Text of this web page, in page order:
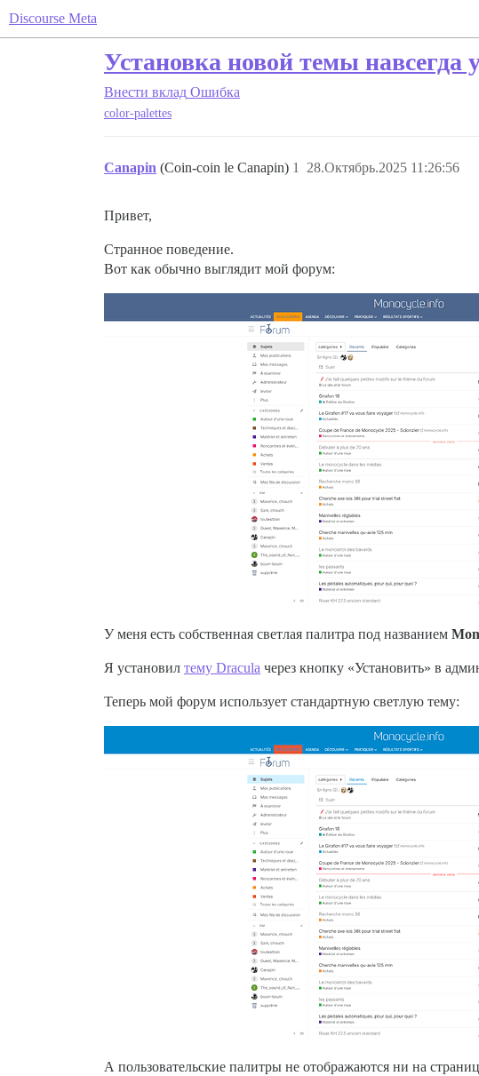
Discourse Meta
Установка новой темы навсегда
Внести вклад Ошибка
color-palettes
Canapin (Coin-coin le Canapin) 28.Октябрь.2025 11:26:56
1
Привет,
Странное поведение.
Вот как обычно выглядит мой форум:
У меня есть собственная светлая палитра под названием
Я установил тему Dracula через кнопку «Установить» в
Теперь мой форум использует стандартную светлую тему:
А пользовательские палитры не отображаются ни на